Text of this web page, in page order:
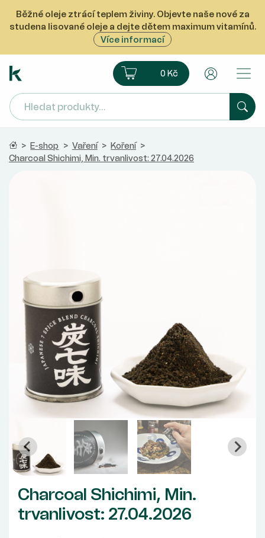
Běžné oleje ztrácí teplem živiny. Objevte naše nové za
studena lisované oleje a dejte dětem maximum vitamínů.
Více informací
Ekoprodukt e-shop Košík0 Kč
Domů
> E-shop > Vaření > Koření >
Charcoal Shichimi, Min. trvanlivost: 27.04.2026
Charcoal Shichimi, Min.
trvanlivost: 27.04.2026